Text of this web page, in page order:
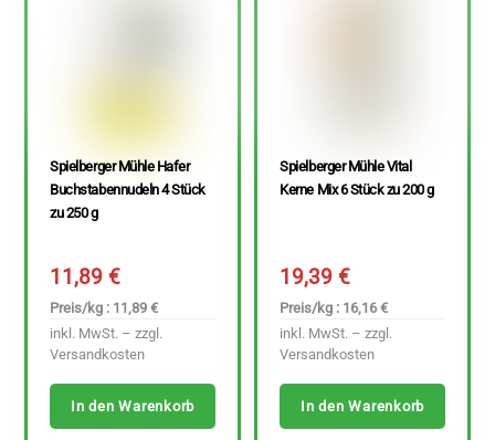
Spielberger Mühle Hafer
Buchstabennudeln 4 Stück
zu 250 g
11,89€
Preis/kg : 11,89 €
inkl. MwSt. – zzgl.
Versandkosten
In den Warenkorb
Spielberger Mühle Vital
Kerne Mix 6 Stück zu 200 g
19,39€
Preis/kg : 16,16 €
inkl. MwSt. – zzgl.
Versandkosten
In den Warenkorb